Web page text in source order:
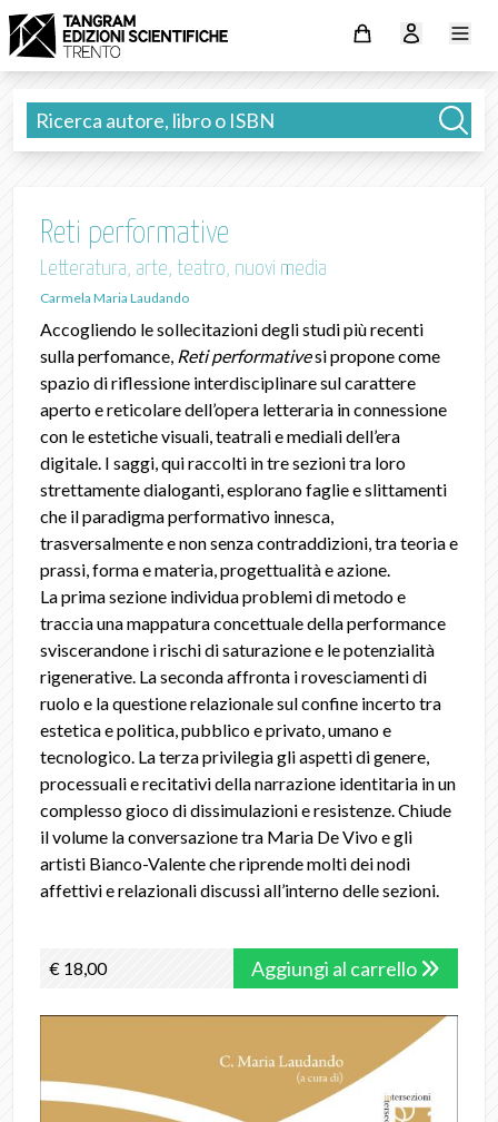
Reti performative
Letteratura, arte, teatro, nuovi media
Carmela Maria Laudando
Accogliendo le sollecitazioni degli studi più recenti
sulla perfomance, Reti performativesi propone come
spazio di riflessione interdisciplinare sul carattere
aperto e reticolare dell’opera letteraria in connessione
con le estetiche visuali, teatrali e mediali dell’era
digitale. I saggi, qui raccolti in tre sezioni tra loro
strettamente dialoganti, esplorano faglie e slittamenti
che il paradigma performativo innesca,
trasversalmente e non senza contraddizioni, tra teoria e
prassi, forma e materia, progettualità e azione.
La prima sezione individua problemi di metodo e
traccia una mappatura concettuale della performance
sviscerandone i rischi di saturazione e le potenzialità
rigenerative. La seconda affronta i rovesciamenti di
ruolo e la questione relazionale sul confine incerto tra
estetica e politica, pubblico e privato, umano e
tecnologico. La terza privilegia gli aspetti di genere,
processuali e recitativi della narrazione identitaria in un
complesso gioco di dissimulazioni e resistenze. Chiude
il volume la conversazione tra Maria De Vivo e gli
artisti Bianco-Valente che riprende molti dei nodi
affettivi e relazionali discussi all’interno delle sezioni.
€ 18,00 Aggiungi al carrello